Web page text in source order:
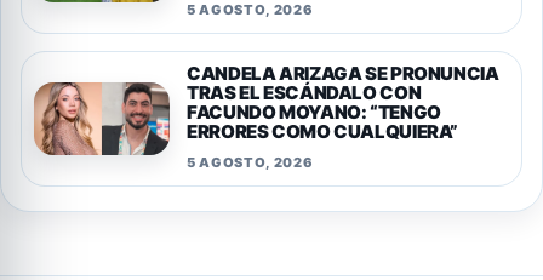
5 AGOSTO, 2026
CANDELA ARIZAGA SE PRONUNCIA
TRAS EL ESCÁNDALO CON
FACUNDO MOYANO: “TENGO
ERRORES COMO CUALQUIERA”
5 AGOSTO, 2026